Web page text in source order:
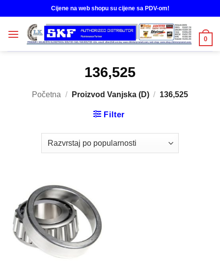
to
content
Cijene na web shopu su cijene sa PDV-om!
0
136,525
Početna / Proizvod Vanjska (D) / 136,525
Filter